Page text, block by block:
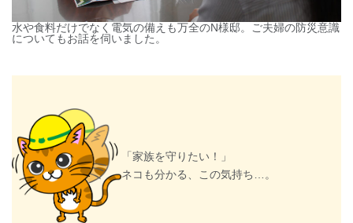
水や食料だけでなく電気の備えも万全のN様邸。ご夫婦の防災意識
についてもお話を伺いました。
「家族を守りたい！」
ネコも分かる、この気持ち…。